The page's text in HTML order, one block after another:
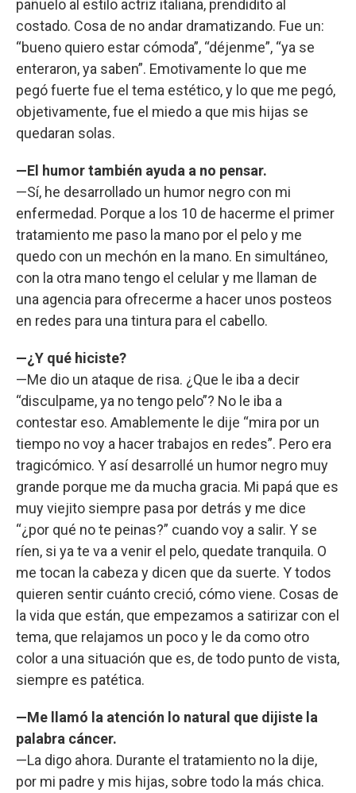
pañuelo al estilo actriz italiana, prendidito al
costado. Cosa de no andar dramatizando. Fue un:
“bueno quiero estar cómoda”, “déjenme”, “ya se
enteraron, ya saben”. Emotivamente lo que me
pegó fuerte fue el tema estético, y lo que me pegó,
objetivamente, fue el miedo a que mis hijas se
quedaran solas.
—El humor también ayuda a no pensar.
—Sí, he desarrollado un humor negro con mi
enfermedad. Porque a los 10 de hacerme el primer
tratamiento me paso la mano por el pelo y me
quedo con un mechón en la mano. En simultáneo,
con la otra mano tengo el celular y me llaman de
una agencia para ofrecerme a hacer unos posteos
en redes para una tintura para el cabello.
—¿Y qué hiciste?
—Me dio un ataque de risa. ¿Que le iba a decir
“disculpame, ya no tengo pelo”? No le iba a
contestar eso. Amablemente le dije “mira por un
tiempo no voy a hacer trabajos en redes”. Pero era
tragicómico. Y así desarrollé un humor negro muy
grande porque me da mucha gracia. Mi papá que es
muy viejito siempre pasa por detrás y me dice
“¿por qué no te peinas?” cuando voy a salir. Y se
ríen, si ya te va a venir el pelo, quedate tranquila. O
me tocan la cabeza y dicen que da suerte. Y todos
quieren sentir cuánto creció, cómo viene. Cosas de
la vida que están, que empezamos a satirizar con el
tema, que relajamos un poco y le da como otro
color a una situación que es, de todo punto de vista,
siempre es patética.
—Me llamó la atención lo natural que dijiste la
palabra cáncer.
—La digo ahora. Durante el tratamiento no la dije,
por mi padre y mis hijas, sobre todo la más chica.